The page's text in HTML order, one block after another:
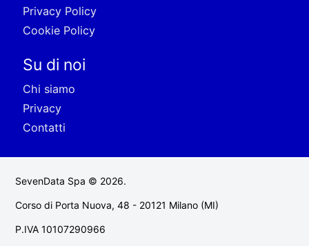
Privacy Policy
Cookie Policy
Su di noi
Chi siamo
Privacy
Contatti
SevenData Spa © 2026.
Corso di Porta Nuova, 48 - 20121 Milano (MI)
P.IVA 10107290966